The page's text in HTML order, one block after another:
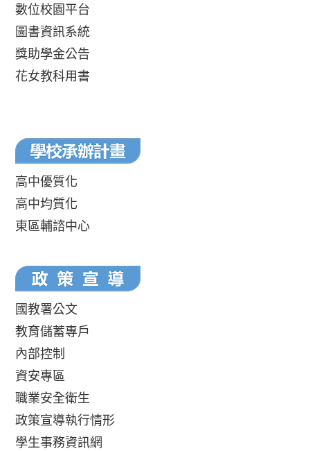
數位校園平台
圖書資訊系統
獎助學金公告
花女教科用書
高中優質化
高中均質化
東區輔諮中心
國教署公文
教育儲蓄專戶
內部控制
資安專區
職業安全衛生
政策宣導執行情形
學生事務資訊網